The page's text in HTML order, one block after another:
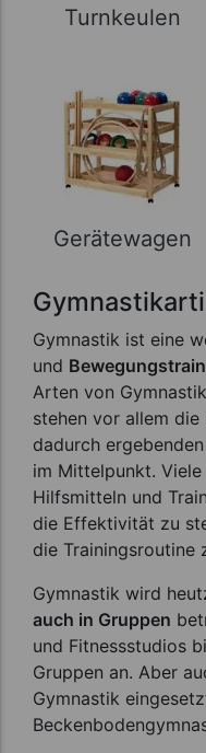
Turnkeulen
Gerätewagen
Gymnastik ist eine
und
Arten von
stehen vor allem
dadurch ergebenden
im Mittelpunkt.
Hilfsmitteln und
die Effektivität zu
die Trainingsroutine
Gymnastik wird
auch in Gruppen
und Fitnessstudios
Gruppen an. Aber
Gymnastik